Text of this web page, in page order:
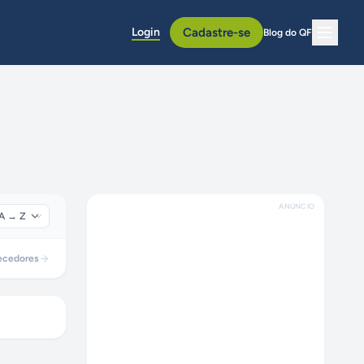
Login Cadastre-se Blog do QF
ANÚNCIO